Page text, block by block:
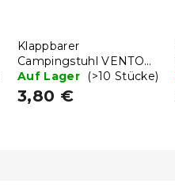
Klappbarer
Campingstuhl VENTO
38 cm, blau
Auf Lager (>10 Stücke)
3,80 €